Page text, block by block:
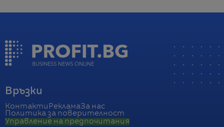
Връзки
Контакти РекламаЗа нас
Политика за поверителност
Управление на предпочитания